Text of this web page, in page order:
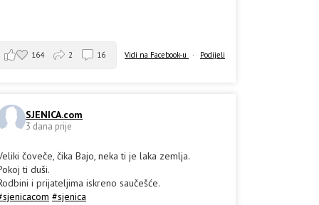
Vidi na Facebook-u · Podijeli
164 2 16
SJENICA.com
3 dana prije
čoveče, čika Bajo, neka ti je laka zemlja.
ti duši.
i prijateljima iskreno saučešće.
#sjenica